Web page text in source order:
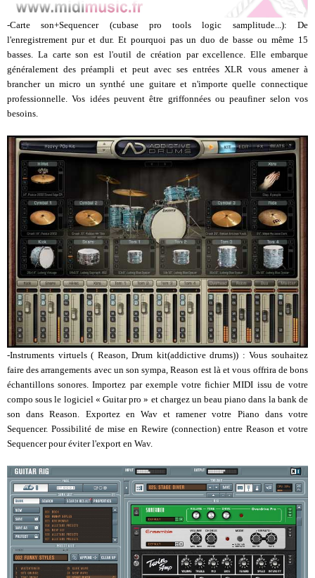
-Carte son+Sequencer (cubase pro tools logic samplitude...): De
l'enregistrement pur et dur. Et pourquoi pas un duo de basse ou même 15
basses. La carte son est l'outil de création par excellence. Elle embarque
généralement des préampli et peut avec ses entrées XLR vous amener à
brancher un micro un synthé une guitare et n'importe quelle connectique
professionnelle. Vos idées peuvent être griffonnées ou peaufiner selon vos
besoins.
-Instruments virtuels ( Reason, Drum kit(addictive drums)) : Vous souhaitez
faire des arrangements avec un son sympa, Reason est là et vous offrira de bons
échantillons sonores. Importez par exemple votre fichier MIDI issu de votre
compo sous le logiciel « Guitar pro » et chargez un beau piano dans la bank de
son dans Reason. Exportez en Wav et ramener votre Piano dans votre
Sequencer. Possibilité de mise en Rewire (connection) entre Reason et votre
Sequencer pour éviter l'export en Wav.